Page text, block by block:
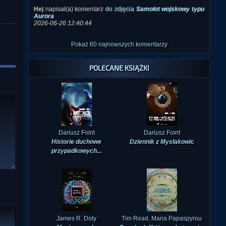
2026-06-26 12:40:44
POLECANE KSIĄŻKI
Dariusz Foint
Historie duchowe
przypadkowych...
Dariusz Foint
Dziennik z Mysłakowic
James R. Doty
Magia umysłu
Tim Read, Maria Papaspyrou
Psychodeliki i psychoterapia.
...